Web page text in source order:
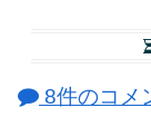
8件のコメ